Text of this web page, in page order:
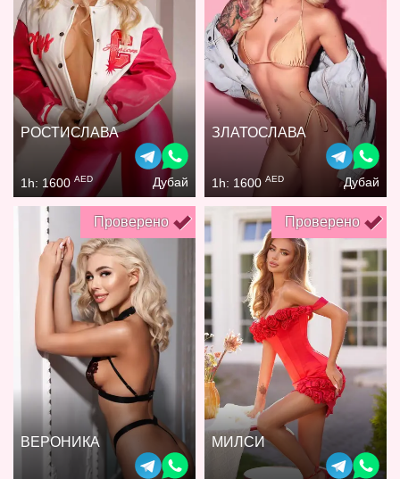
РОСТИСЛАВА
1h: 1600 AED Дубай
ЗЛАТОСЛАВА
1h: 1600 AED Дубай
Проверено
ВЕРОНИКА
Проверено
МИЛСИ